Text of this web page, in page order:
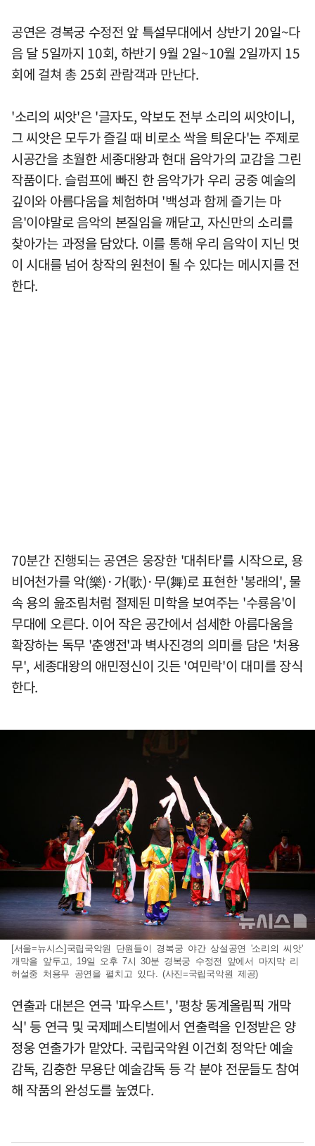
공연은 경복궁 수정전 앞 특설무대에서 상반기 20일~다
음 달 5일까지 10회, 하반기 9월 2일~10월 2일까지 15
회에 걸쳐 총 25회 관람객과 만난다.
'소리의 씨앗'은 '글자도, 악보도 전부 소리의 씨앗이니,
그 씨앗은 모두가 즐길 때 비로소 싹을 틔운다'는 주제로
시공간을 초월한 세종대왕과 현대 음악가의 교감을 그린
작품이다. 슬럼프에 빠진 한 음악가가 우리 궁중 예술의
깊이와 아름다움을 체험하며 '백성과 함께 즐기는 마
음'이야말로 음악의 본질임을 깨닫고, 자신만의 소리를
찾아가는 과정을 담았다. 이를 통해 우리 음악이 지닌 멋
이 시대를 넘어 창작의 원천이 될 수 있다는 메시지를 전
한다.
70분간 진행되는 공연은 웅장한 '대취타'를 시작으로, 용
비어천가를 악(樂)·가(歌)·무(舞)로 표현한 '봉래의', 물
속 용의 읊조림처럼 절제된 미학을 보여주는 '수룡음'이
무대에 오른다. 이어 작은 공간에서 섬세한 아름다움을
확장하는 독무 '춘앵전'과 벽사진경의 의미를 담은 '처용
무', 세종대왕의 애민정신이 깃든 '여민락'이 대미를 장식
한다.
[서울=뉴시스]국립국악원 단원들이 경복궁 야간 상설공연 '소리의 씨앗'
개막을 앞두고, 19일 오후 7시 30분 경복궁 수정전 앞에서 마지막 리
허설중 처용무 공연을 펼치고 있다. (사진=국립국악원 제공)
연출과 대본은 연극 '파우스트', '평창 동계올림픽 개막
식' 등 연극 및 국제페스티벌에서 연출력을 인정받은 양
정웅 연출가가 맡았다. 국립국악원 이건회 정악단 예술
감독, 김충한 무용단 예술감독 등 각 분야 전문들도 참여
해 작품의 완성도를 높였다.